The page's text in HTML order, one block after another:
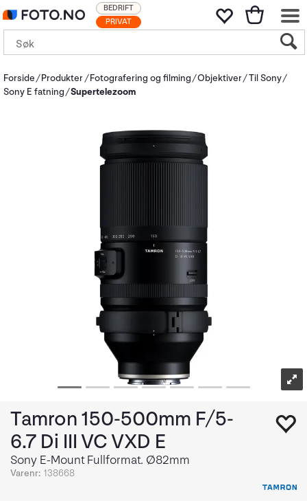
PRIVAT
BEDRIFT
Forside Produkter Fotografering og filming Objektiver Til Sony
Sony E fatning
Supertelezoom
Tamron 150-500mm F/5-
6.7 Di III VC VXD E
Sony E-Mount Fullformat. Ø82mm
Varenr: 138668